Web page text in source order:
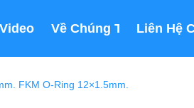
Video Về Chúng Tôi Liên Hệ
FKM O-Ring 12×1.5mm.